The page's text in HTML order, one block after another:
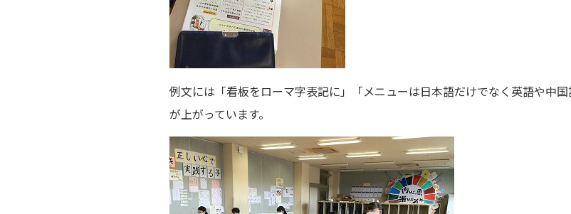
例文には「看板をローマ字表記に」「メニューは日本語だけでなく英語や中
が上がっています。